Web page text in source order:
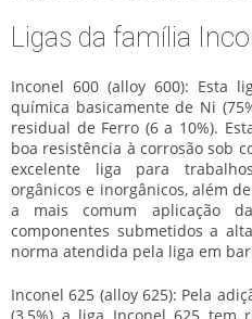
Ligas da família
Inconel 600 (alloy 600): Esta
química basicamente de Ni
residual de Ferro (6 a 10%).
boa resistência à corrosão sob
excelente liga para
orgânicos e inorgânicos, além
a mais comum aplicação
componentes submetidos a
norma atendida pela liga em
Inconel 625 (alloy 625): Pela